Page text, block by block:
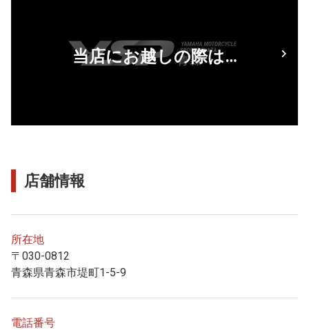
当店にお越しの際は…
店舗情報
所在地
〒030-0812
青森県青森市堤町1-5-9
電話番号